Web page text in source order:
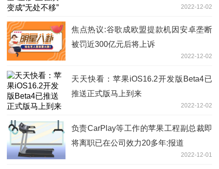
2022-12-02
焦点热议:谷歌成欧盟提款机因安卓垄断
被罚近300亿元后将上诉
2022-12-02
天天快看：苹果iOS16.2开发版Beta4已
推送正式版马上到来
2022-12-02
负责CarPlay等工作的苹果工程副总裁即
将离职已在公司效力20多年:报道
2022-12-01